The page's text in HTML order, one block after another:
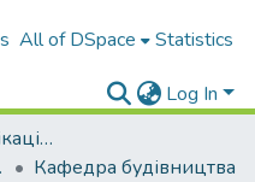
All of DSpace Statistics
Log In
Репозитарій кваліфікаційних робіт здобувачів вищої освіти
Кафедра будівництва